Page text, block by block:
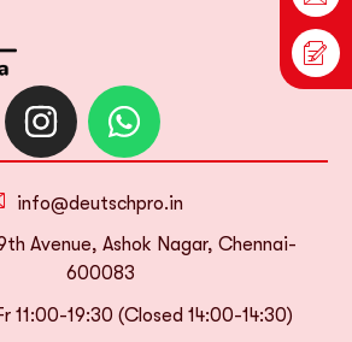
info@deutschpro.in
Avenue, Ashok Nagar, Chennai-
600083
11:00-19:30 (Closed 14:00-14:30)